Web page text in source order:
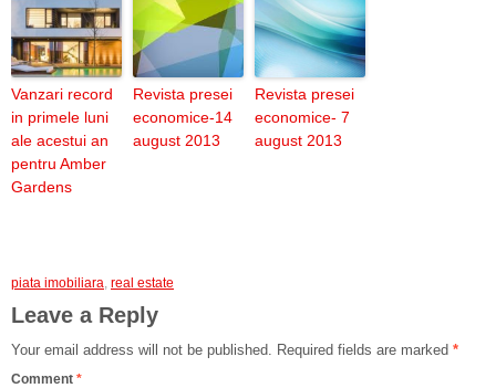
Vanzari record
in primele luni
ale acestui an
pentru Amber
Gardens
Revista presei
economice-14
august 2013
Revista presei
economice- 7
august 2013
piata imobiliara, real estate
Leave a Reply
Your email address will not be published. Required fields are marked *
Comment *